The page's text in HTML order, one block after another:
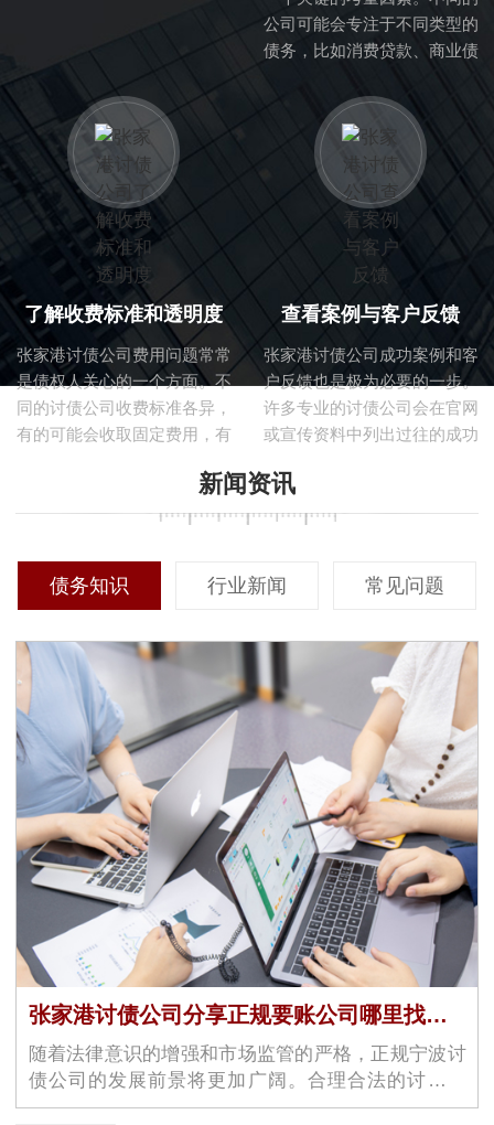
口碑，拥有成熟的业务流程与
公司可能会专注于不同类型的
债务，比如消费贷款、商业债
务范围与专业能力，可以帮助
你判断他们是否适合处理你的
具体债务问题。
了解收费标准和透明度
张家港讨债公司费用问题常常
是债权人关心的一个方面。不
同的讨债公司收费标准各异，
有的可能会收取固定费用，有
定比例的佣金。在选择过程
中，确保对收费标准有清晰的
系能够帮助客户更好地预算成
本，同时避免后续可能出现的
查看案例与客户反馈
张家港讨债公司成功案例和客
户反馈也是极为必要的一步。
许多专业的讨债公司会在官网
或宣传资料中列出过往的成功
的专业能力与过往成绩。同
时，主动联系以前合作过的客
值。
新闻资讯
债务知识 行业新闻 常见问题
张家港讨债公司分享正规要账公司哪里找呢？哪家好？
随着法律意识的增强和市场监管的严格，正规宁波讨
债公司的发展前景将更加广阔。合理合法的讨债渠
道，不仅可以帮助债权人维护…